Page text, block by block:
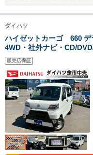
ダイハツ
ハイゼットカーゴ 660
4WD・社外ナビ・CD/
ー・キーレス
販売店保証